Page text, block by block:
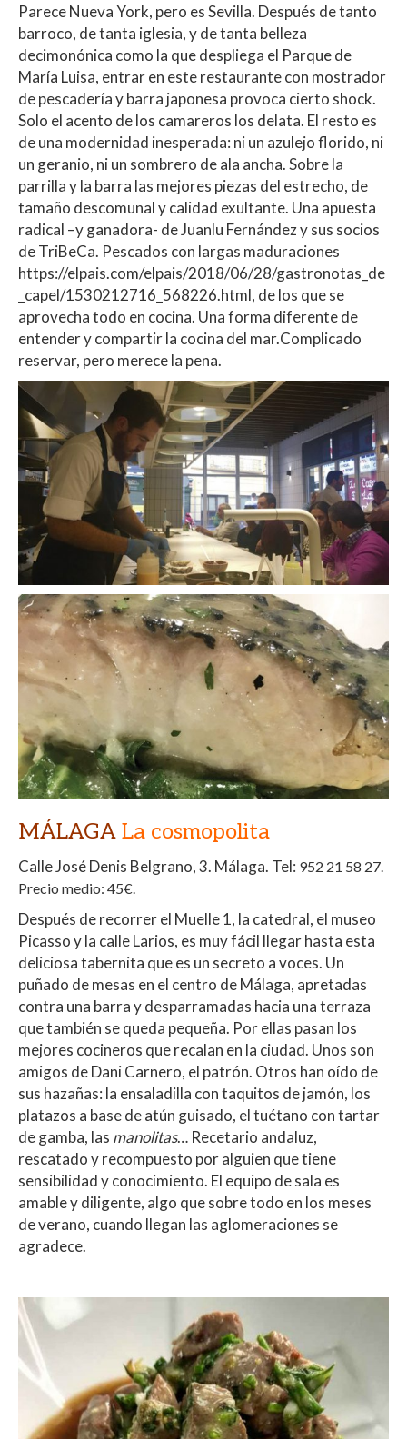
Parece Nueva York, pero es Sevilla. Después de tanto
barroco, de tanta iglesia, y de tanta belleza
decimonónica como la que despliega el Parque de
María Luisa, entrar en este restaurante con mostrador
de pescadería y barra japonesa provoca cierto shock.
Solo el acento de los camareros los delata. El resto es
de una modernidad inesperada: ni un azulejo florido, ni
un geranio, ni un sombrero de ala ancha. Sobre la
parrilla y la barra las mejores piezas del estrecho, de
tamaño descomunal y calidad exultante. Una apuesta
radical –y ganadora- de Juanlu Fernández y sus socios
de TriBeCa. Pescados con largas maduraciones
https://elpais.com/elpais/2018/06/28/gastronotas_de
_capel/1530212716_568226.html, de los que se
aprovecha todo en cocina. Una forma diferente de
entender y compartir la cocina del mar.Complicado
reservar, pero merece la pena.
MÁLAGA La cosmopolita
Calle José Denis Belgrano, 3. Málaga. Tel: 952 21 58 27.
Precio medio: 45€.
Después de recorrer el Muelle 1, la catedral, el museo
Picasso y la calle Larios, es muy fácil llegar hasta esta
deliciosa tabernita que es un secreto a voces. Un
puñado de mesas en el centro de Málaga, apretadas
contra una barra y desparramadas hacia una terraza
que también se queda pequeña. Por ellas pasan los
mejores cocineros que recalan en la ciudad. Unos son
amigos de Dani Carnero, el patrón. Otros han oído de
sus hazañas: la ensaladilla con taquitos de jamón, los
platazos a base de atún guisado, el tuétano con tartar
de gamba, las manolitas… Recetario andaluz,
rescatado y recompuesto por alguien que tiene
sensibilidad y conocimiento. El equipo de sala es
amable y diligente, algo que sobre todo en los meses
de verano, cuando llegan las aglomeraciones se
agradece.